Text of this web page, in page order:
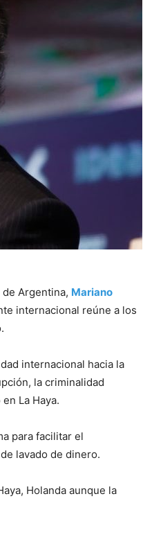
Argentina, Mariano
internacional reúne a los
internacional hacia la
la criminalidad
La Haya.
para facilitar el
lavado de dinero.
Holanda aunque la